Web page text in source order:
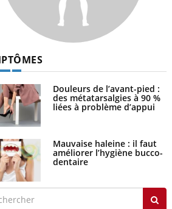
Douleurs de l’avant-pied :
des métatarsalgies à 90 %
liées à problème d’appui
Mauvaise haleine : il faut
améliorer l’hygiène bucco-
dentaire